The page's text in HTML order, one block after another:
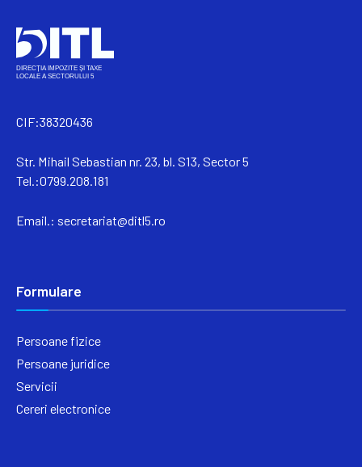
CIF:38320436
Str. Mihail Sebastian nr. 23, bl. S13, Sector 5
Tel.:0799.208.181
Email.: secretariat@ditl5.ro
Formulare
Persoane fizice
Persoane juridice
Servicii
Cereri electronice